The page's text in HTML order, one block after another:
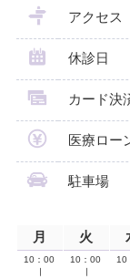
アクセス
休診日
カード決
医療ロー
駐車場
月 火
10：00
10：00
10